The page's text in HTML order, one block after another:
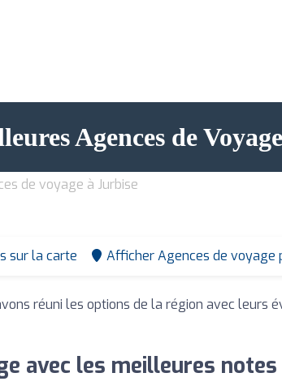
Agences de
de voyage à Jurbise
sur la carte Afficher Agences de voyage
réuni les options de la région avec leurs
avec les meilleures